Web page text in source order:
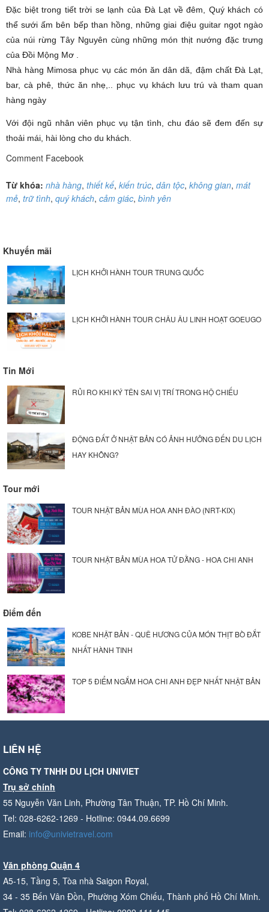
Đặc biệt trong tiết trời se lạnh của Đà Lạt về đêm, Quý khách có
thể sưới ấm bên bếp than hồng, những giai điệu guitar ngọt ngào
của núi rừng Tây Nguyên cùng những món thịt nướng đặc trưng
của Đồi Mộng Mơ .
Nhà hàng Mimosa phục vụ các món ăn dân dã, đậm chất Đà Lạt,
bar, cà phê, thức ăn nhẹ,.. phục vụ khách lưu trú và tham quan
hàng ngày
Với đội ngũ nhân viên phục vụ tận tình, chu đáo sẽ đem đến sự
thoải mái, hài lòng cho du khách.
Comment Facebook
Từ khóa: nhà hàng, thiết kế, kiến trúc, dân tộc, không gian, mát
mẻ, trữ tình, quý khách, cảm giác, bình yên
Khuyến mãi
LỊCH KHỞI HÀNH TOUR TRUNG QUỐC
LỊCH KHỞI HÀNH TOUR CHÂU ÂU LINH HOẠT GOEUGO
Tin Mới
RỦI RO KHI KÝ TÊN SAI VỊ TRÍ TRONG HỘ CHIẾU
ĐỘNG ĐẤT Ở NHẬT BẢN CÓ ẢNH HƯỞNG ĐẾN DU LỊCH
HAY KHÔNG?
Tour mới
TOUR NHẬT BẢN MÙA HOA ANH ĐÀO (NRT-KIX)
TOUR NHẬT BẢN MÙA HOA TỬ ĐẰNG - HOA CHI ANH
Điểm đến
KOBE NHẬT BẢN - QUÊ HƯƠNG CỦA MÓN THỊT BÒ ĐẮT
NHẤT HÀNH TINH
TOP 5 ĐIỂM NGẮM HOA CHI ANH ĐẸP NHẤT NHẬT BẢN
LIÊN HỆ
CÔNG TY TNHH DU LỊCH UNIVIET
Trụ sở chính
55 Nguyễn Văn Linh, Phường Tân Thuận, TP. Hồ Chí Minh.
Tel: 028-6262-1269 - Hotline: 0944.09.6699
Email: info@univietravel.com
Văn phòng Quận 4
A5-15, Tầng 5, Tòa nhà Saigon Royal,
34 - 35 Bến Vân Đồn, Phường Xóm Chiếu, Thành phố Hồ Chí Minh.